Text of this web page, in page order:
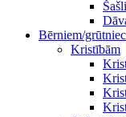
Bērniem/
Kristībām